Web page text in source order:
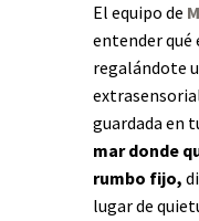
El equipo de
entender qué
regalándote
guardada en
mar donde
rumbo fijo,
lugar de